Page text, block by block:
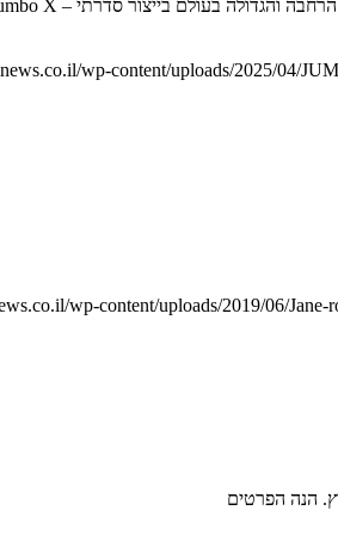
wp-content/uploads/2025/04/
wp-content/uploads/2019/06/Jane-
הנה הפרטים